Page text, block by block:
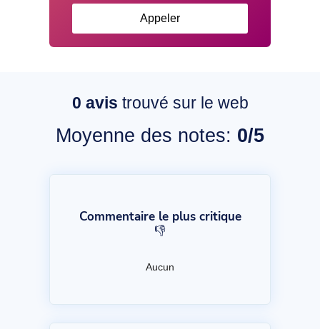
Appeler
0 avis trouvé sur le web
Moyenne des notes: 0/5
Commentaire le plus critique
👎
Aucun